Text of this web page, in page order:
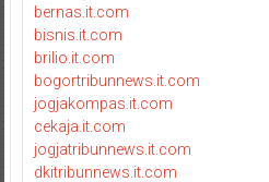
bernas.it.com
bisnis.it.com
brilio.it.com
bogortribunnews.it.com
jogjakompas.it.com
cekaja.it.com
jogjatribunnews.it.com
dkitribunnews.it.com